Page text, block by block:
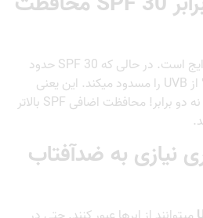
این یک سوءتفاهم رایج است. در حالی که SPF 30 حدود
96.7% و SPF 50 حدود 98% از UVB را مسدود میکند. این یعنی
وجود دارد، نه دو برابر! محافظت اضافی SPF بالاتر
نیازی به ضدآفتاب